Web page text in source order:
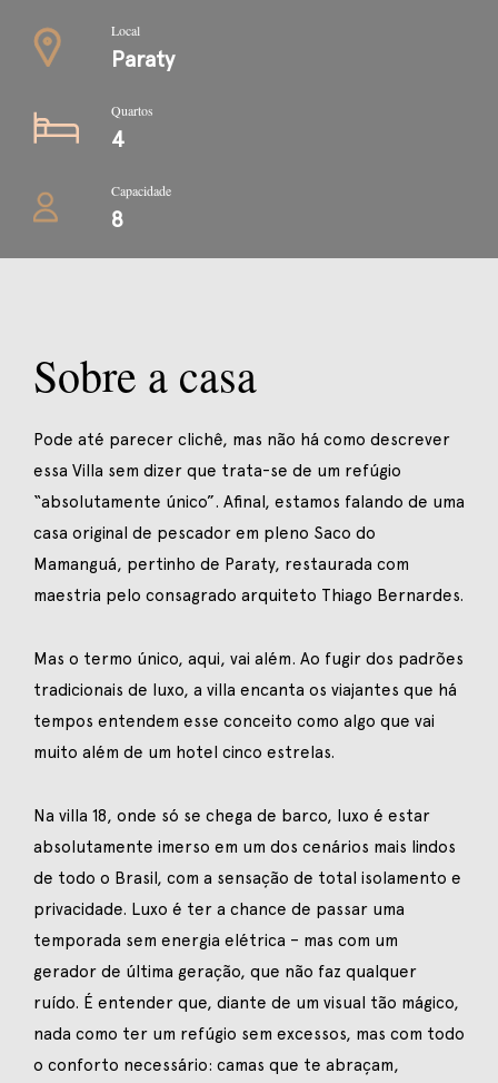
Local
Paraty
Quartos
4
Capacidade
8
Sobre a casa
Pode até parecer clichê, mas não há como descrever
essa Villa sem dizer que trata-se de um refúgio
“absolutamente único”. Afinal, estamos falando de uma
casa original de pescador em pleno Saco do
Mamanguá, pertinho de Paraty, restaurada com
maestria pelo consagrado arquiteto Thiago Bernardes.
Mas o termo único, aqui, vai além. Ao fugir dos padrões
tradicionais de luxo, a villa encanta os viajantes que há
tempos entendem esse conceito como algo que vai
muito além de um hotel cinco estrelas.
Na villa 18, onde só se chega de barco, luxo é estar
absolutamente imerso em um dos cenários mais lindos
de todo o Brasil, com a sensação de total isolamento e
privacidade. Luxo é ter a chance de passar uma
temporada sem energia elétrica – mas com um
gerador de última geração, que não faz qualquer
ruído. É entender que, diante de um visual tão mágico,
nada como ter um refúgio sem excessos, mas com todo
o conforto necessário: camas que te abraçam,